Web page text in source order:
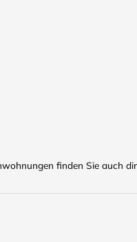
finden Sie auch